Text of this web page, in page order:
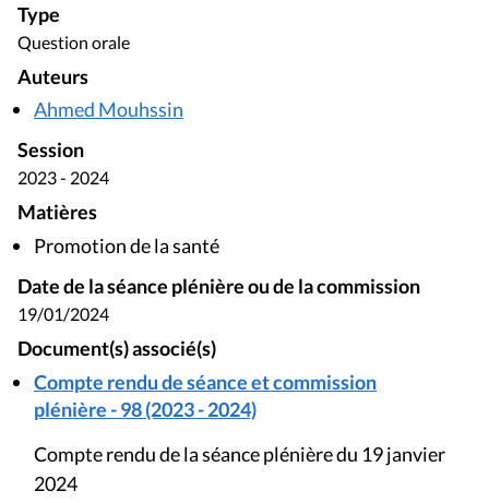
Type
Question orale
Auteurs
Ahmed Mouhssin
Session
2023 - 2024
Matières
Promotion de la santé
Date de la séance plénière ou de la commission
19/01/2024
Document(s) associé(s)
Compte rendu de séance et commission
plénière - 98 (2023 - 2024)
Compte rendu de la séance plénière du 19 janvier
2024